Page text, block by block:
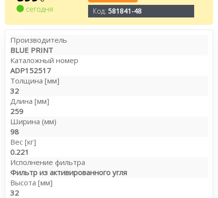
сегодня
Код: 581841-48
Производитель
BLUE PRINT
Каталожный номер
ADP152517
Толщина [мм]
32
Длина [мм]
259
Ширина (мм)
98
Вес [кг]
0.221
Исполнение фильтра
Фильтр из активированного угля
Высота [мм]
32